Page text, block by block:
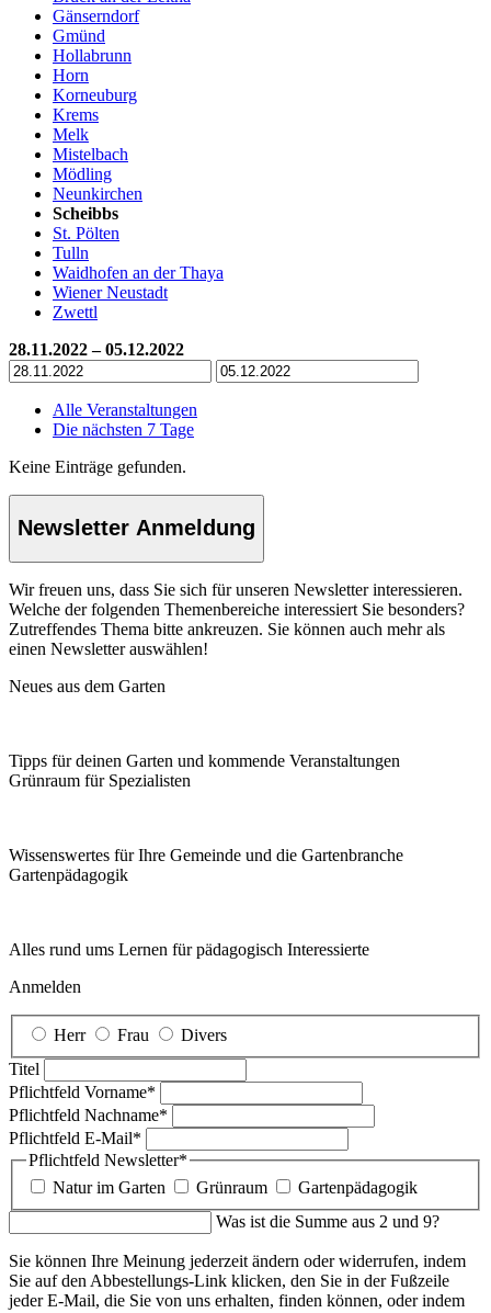
Gänserndorf
Gmünd
Hollabrunn
Horn
Korneuburg
Krems
Melk
Mistelbach
Mödling
Neunkirchen
Scheibbs
St. Pölten
Tulln
Waidhofen an der Thaya
Wiener Neustadt
Zwettl
28.11.2022 – 05.12.2022
Alle Veranstaltungen
Die nächsten 7 Tage
Keine Einträge gefunden.
Newsletter Anmeldung
Wir freuen uns, dass Sie sich für unseren Newsletter interessieren.
Welche der folgenden Themenbereiche interessiert Sie besonders?
Zutreffendes Thema bitte ankreuzen. Sie können auch mehr als
einen Newsletter auswählen!
Neues aus dem Garten
Tipps für deinen Garten und kommende Veranstaltungen
Grünraum für Spezialisten
Wissenswertes für Ihre Gemeinde und die Gartenbranche
Garten­pädagogik
Alles rund ums Lernen für pädagogisch Interessierte
Anmelden
Herr Frau
Divers
Titel
Pflichtfeld Vorname*
Pflichtfeld Nachname*
Pflichtfeld E-Mail*
Pflichtfeld Newsletter*
Natur im Garten
Grünraum
Gartenpädagogik
Was ist die Summe aus 2 und 9?
Sie können Ihre Meinung jederzeit ändern oder widerrufen, indem
Sie auf den Abbestellungs-Link klicken, den Sie in der Fußzeile
jeder E-Mail, die Sie von uns erhalten, finden können, oder indem